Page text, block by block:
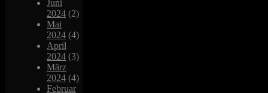
Juni
2024 (2)
Mai
2024 (4)
April
2024 (3)
März
2024 (4)
Februar